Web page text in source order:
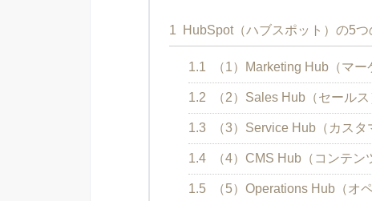
1 HubSpot（ハブスポット）の5
1.1 （1）Marketing Hub（マー
1.2 （2）Sales Hub（セールス
1.3 （3）Service Hub（カスタ
1.4 （4）CMS Hub（コンテン
1.5 （5）Operations Hub（オ